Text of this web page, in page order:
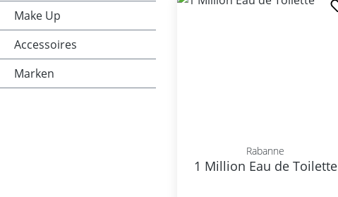
Make Up
Accessoires
Marken
Rabanne
1 Million Eau de Toilette